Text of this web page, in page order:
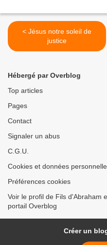
< Jésus notre soleil de
justice
Hébergé par Overblog
Top articles
Pages
Contact
Signaler un abus
C.G.U.
Cookies et données
Préférences cookies
Voir le profil de Fils d'Abraham
portail Overblog
Créer un